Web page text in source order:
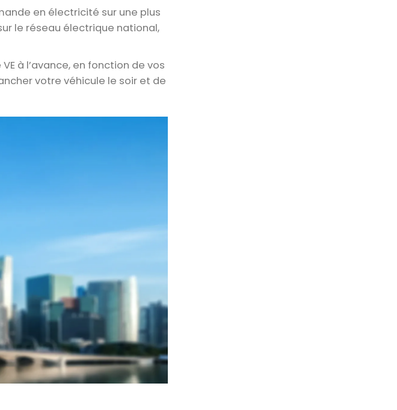
en électricité sur une plus
le réseau électrique national,
à l’avance, en fonction de vos
votre véhicule le soir et de